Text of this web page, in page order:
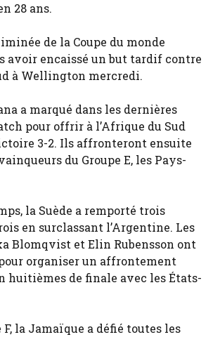
28 ans.
de la Coupe du monde
avoir encaissé un but tardif contre
à Wellington mercredi.
a marqué dans les dernières
pour offrir à l’Afrique du Sud
3-2. Ils affronteront ensuite
du Groupe E, les Pays-
la Suède a remporté trois
en surclassant l’Argentine. Les
Blomqvist et Elin Rubensson ont
organiser un affrontement
huitièmes de finale avec les États-
F, la Jamaïque a défié toutes les